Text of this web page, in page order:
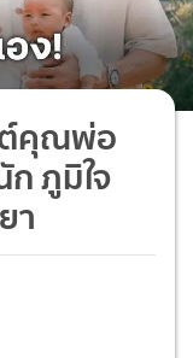
ต์คุณพ่อ
ภูมิใจ
า